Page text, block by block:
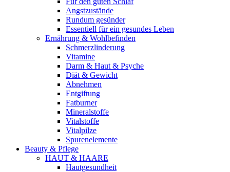
Angstzustände
Rundum gesünder
Essentiell für ein gesundes Leben
Ernährung & Wohlbefinden
Schmerzlinderung
Vitamine
Darm & Haut & Psyche
Diät & Gewicht
Abnehmen
Entgiftung
Fatburner
Mineralstoffe
Vitalstoffe
Vitalpilze
Spurenelemente
Beauty & Pflege
HAUT & HAARE
Hautgesundheit